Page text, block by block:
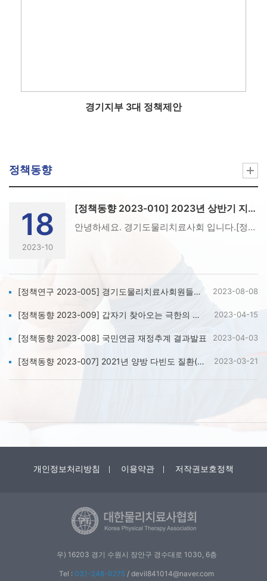
경기지부 3대 정책제안
정책동향
18
2023-10
[정책동향 2023-010] 2023년 상반기 지역별 고용조사
안녕하세요. 경기도물리치료사회 입니다.[정책동향 2023-010] 2023년 상반기 지역별 고용조사에 대한 정책연구원 자료 안내 드립니다.* 해당 내용 보도자료로 경기도회원분들은 다운 받아서 보실 수 있습니다.* 경기도물리치료사회 정책연구원(원장 김찬문)에서 발간 하였습니다.* 경기도물리치료사회 밴드(https://band.us/@ggpta) 에서도 확인 가능합니다. 회원분들의 많은 관심과 방문 부탁드리겠습니다.* 아래의 일정과 같이 경기도회 행사가 예정에 있으니 회원분들의 많은 관심 부탁드리겠습니다.* 23년 12월 16일 (토) - 경기도회 송년회* 24년 04월 26일 (금) - 3회 근감소증연구회 학술포럼* 24년 04월 27일 (금) - 3회 아이디어공모전* 24년 04월 26일 (금) - 11회 경기도회 학술대회* 경기도물리치료사회 카카오톡채널 친추 바로가기=> http://pf.kakao.com/_xckxiexj (카카오톡 채널 '경기도물리치료사협회')
[정책연구 2023-005] 경기도물리치료사회원들의 근감소증 만족도 및 인식도에 관한 조사 2023-08-08
[정책동향 2023-009] 갑자기 찾아오는 극한의 공포 「공황장애」,'17년_대비 44.5% 증가 2023-04-15
[정책동향 2023-008] 국민연금 재정추계 결과발표 2023-04-03
[정책동향 2023-007] 2021년 양방 다빈도 질환(5위) 등통증 전체인구의 10% 차지 2023-03-21
개인정보처리방침 이용약관 저작권보호정책
우) 16203 경기 수원시 장안구 경수대로 1030, 6층
Tel :031-248-0275 /devil841014@naver.com